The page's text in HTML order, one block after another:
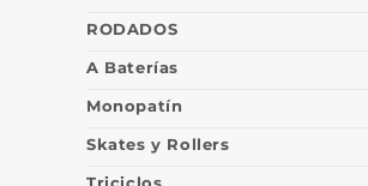
RODADOS
A Baterías
Monopatín
Skates y Rollers